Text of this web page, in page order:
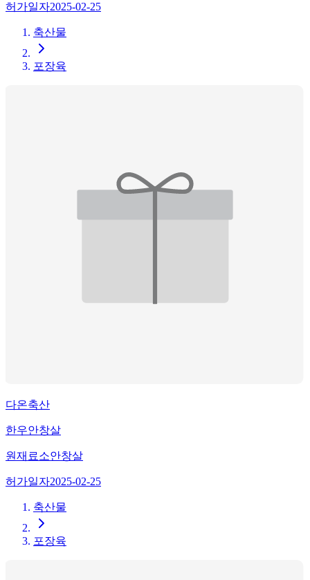
허가일자2025-02-25
축산물
포장육
다온축산
한우안창살
원재료소안창살
허가일자2025-02-25
축산물
포장육